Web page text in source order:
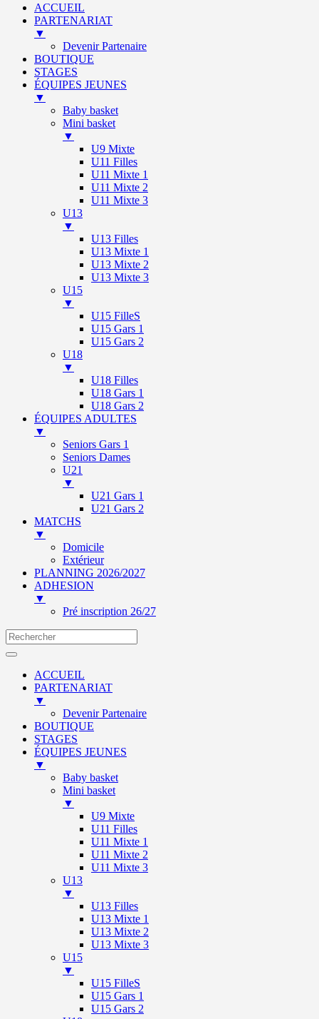
ACCUEIL
PARTENARIAT
▼
Devenir Partenaire
BOUTIQUE
STAGES
ÉQUIPES JEUNES
▼
Baby basket
Mini basket
▼
U9 Mixte
U11 Filles
U11 Mixte 1
U11 Mixte 2
U11 Mixte 3
U13
▼
U13 Filles
U13 Mixte 1
U13 Mixte 2
U13 Mixte 3
U15
▼
U15 FilleS
U15 Gars 1
U15 Gars 2
U18
▼
U18 Filles
U18 Gars 1
U18 Gars 2
ÉQUIPES ADULTES
▼
Seniors Gars 1
Seniors Dames
U21
▼
U21 Gars 1
U21 Gars 2
MATCHS
▼
Domicile
Extérieur
PLANNING 2026/2027
ADHESION
▼
Pré inscription 26/27
ACCUEIL
PARTENARIAT
▼
Devenir Partenaire
BOUTIQUE
STAGES
ÉQUIPES JEUNES
▼
Baby basket
Mini basket
▼
U9 Mixte
U11 Filles
U11 Mixte 1
U11 Mixte 2
U11 Mixte 3
U13
▼
U13 Filles
U13 Mixte 1
U13 Mixte 2
U13 Mixte 3
U15
▼
U15 FilleS
U15 Gars 1
U15 Gars 2